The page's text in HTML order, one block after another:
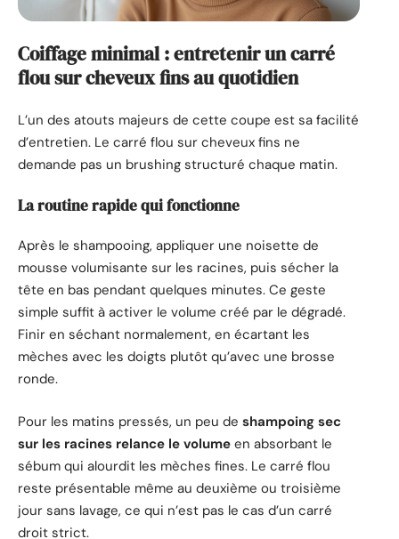
Coiffage minimal : entretenir un carré
flou sur cheveux fins au quotidien
L’un des atouts majeurs de cette coupe est sa facilité
d’entretien. Le carré flou sur cheveux fins ne
demande pas un brushing structuré chaque matin.
La routine rapide qui fonctionne
Après le shampooing, appliquer une noisette de
mousse volumisante sur les racines, puis sécher la
tête en bas pendant quelques minutes. Ce geste
simple suffit à activer le volume créé par le dégradé.
Finir en séchant normalement, en écartant les
mèches avec les doigts plutôt qu’avec une brosse
ronde.
Pour les matins pressés, un peu de shampoing sec
sur les racines relance le volume en absorbant le
sébum qui alourdit les mèches fines. Le carré flou
reste présentable même au deuxième ou troisième
jour sans lavage, ce qui n’est pas le cas d’un carré
droit strict.